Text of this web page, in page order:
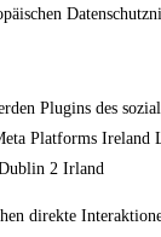
Plugins des
Platforms Ireland
2 Irland
direkte